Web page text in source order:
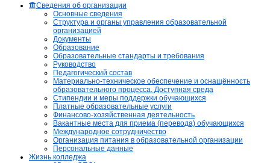
Сведения об организации
Основные сведения
Структура и органы управления образовательной
организацией
Документы
Образование
Образовательные стандарты и требования
Руководство
Педагогический состав
Материально-техническое обеспечение и оснащённость
образовательного процесса. Доступная среда
Стипендии и меры поддержки обучающихся
Платные образовательные услуги
Финансово-хозяйственная деятельность
Вакантные места для приема (перевода) обучающихся
Международное сотрудничество
Организация питания в образовательной организации
Персональные данные
Жизнь колледжа